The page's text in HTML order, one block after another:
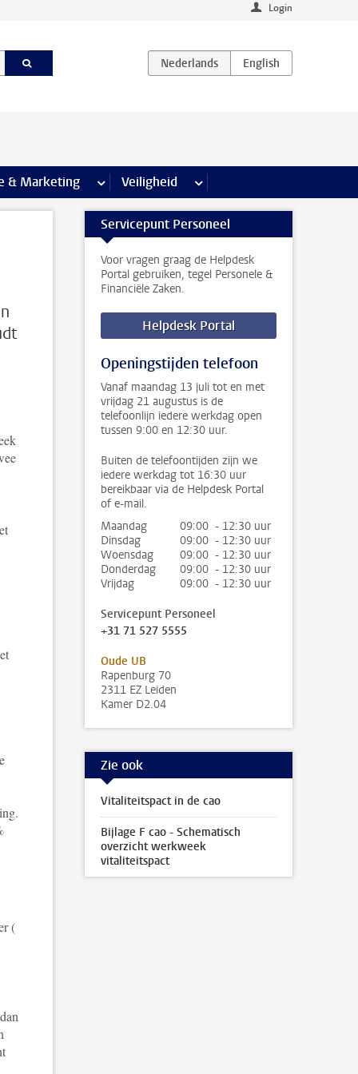
Login
& Marketing meer Communicatie & Marketing pagina’s
Veiligheid meer Veiligheid pagina’s
(
Servicepunt Personeel
Voor vragen graag de Helpdesk
Portal gebruiken, tegel Personele &
Financiële Zaken.
Helpdesk Portal
Openingstijden telefoon
Vanaf maandag 13 juli tot en met
vrijdag 21 augustus is de
telefoonlijn iedere werkdag open
tussen 9:00 en 12:30 uur.
Buiten de telefoontijden zijn we
iedere werkdag tot 16:30 uur
bereikbaar via de Helpdesk Portal
of e-mail.
Maandag
09:00 - 12:30 uur
Dinsdag
09:00 - 12:30 uur
Woensdag
09:00 - 12:30 uur
Donderdag
09:00 - 12:30 uur
Vrijdag
09:00 - 12:30 uur
Servicepunt Personeel
+31 71 527 5555
Oude UB
Rapenburg 70
2311 EZ Leiden
Kamer D2.04
Zie ook
Vitaliteitspact in de cao
Bijlage F cao - Schematisch
overzicht werkweek
vitaliteitspact